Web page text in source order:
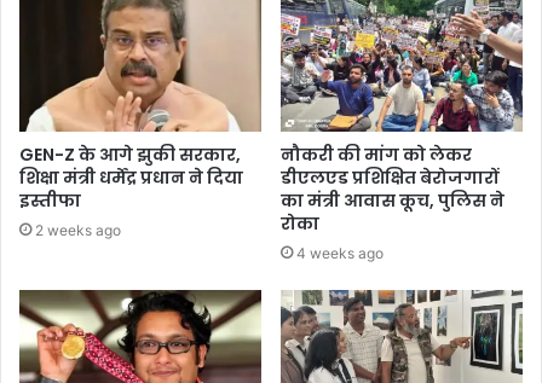
GEN-Z के आगे झुकी सरकार,
शिक्षा मंत्री धर्मेंद्र प्रधान ने दिया
इस्तीफा
2 weeks ago
नौकरी की मांग को लेकर
डीएलएड प्रशिक्षित बेरोजगारों
का मंत्री आवास कूच, पुलिस ने
रोका
4 weeks ago